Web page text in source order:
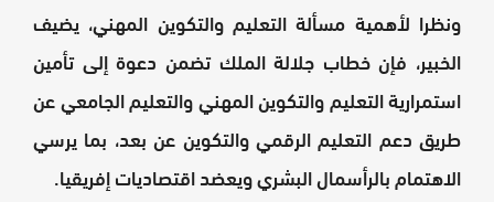
ونظرا لأهمية مسألة التعليم والتكوين المهني، يضيف
الخبير، فإن خطاب جلالة الملك تضمن دعوة إلى تأمين
استمرارية التعليم والتكوين المهني والتعليم الجامعي عن
طريق دعم التعليم الرقمي والتكوين عن بعد، بما يرسي
الاهتمام بالرأسمال البشري ويعضد اقتصاديات إفريقيا.